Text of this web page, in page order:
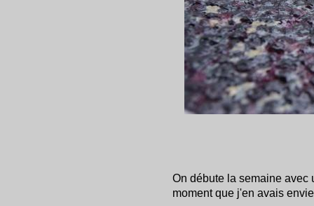
On débute la semaine avec
moment que j'en avais